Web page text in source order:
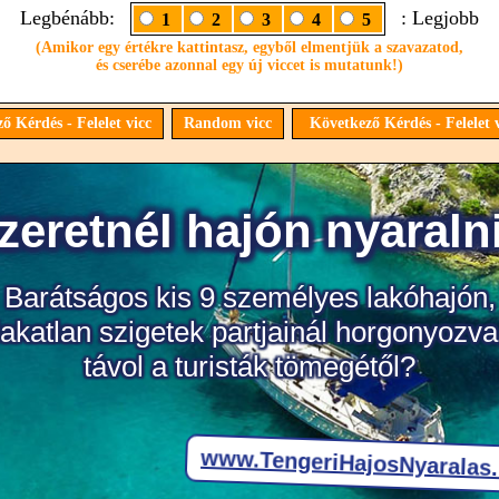
Legbénább: 1 2 3 4 5 : Legjobb
(Amikor egy értékre kattintasz, egyből elmentjük a szavazatod,
és cserébe azonnal egy új viccet is mutatunk!)
Kérdés - Felelet vicc Random vicc Következő Kérdés - Felelet